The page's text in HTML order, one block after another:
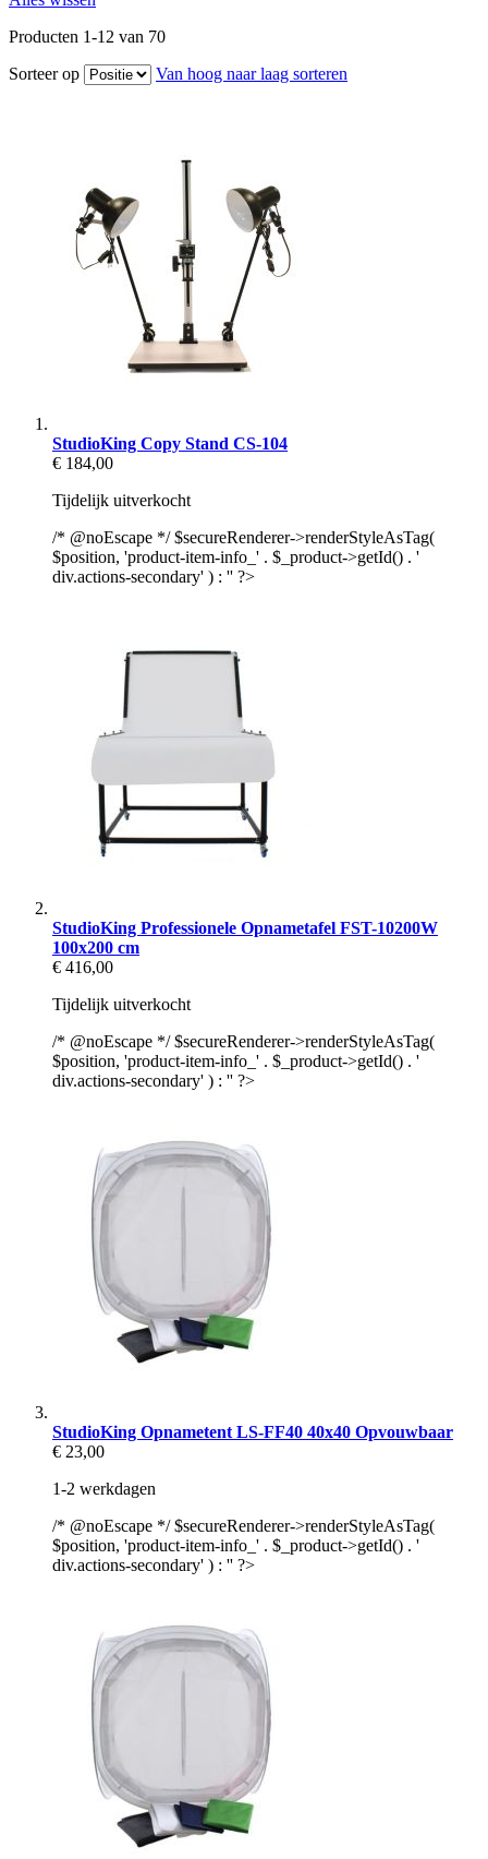
Producten 1-12 van 70
Sorteer op
Van hoog naar laag sorteren
StudioKing Copy Stand CS-104
€ 184,00
Tijdelijk uitverkocht
/* @noEscape */ $secureRenderer->renderStyleAsTag(
$position, 'product-item-info_' . $_product->getId() . '
div.actions-secondary' ) : '' ?>
StudioKing Professionele Opnametafel FST-10200W
100x200 cm
€ 416,00
Tijdelijk uitverkocht
/* @noEscape */ $secureRenderer->renderStyleAsTag(
$position, 'product-item-info_' . $_product->getId() . '
div.actions-secondary' ) : '' ?>
StudioKing Opnametent LS-FF40 40x40 Opvouwbaar
€ 23,00
1-2 werkdagen
/* @noEscape */ $secureRenderer->renderStyleAsTag(
$position, 'product-item-info_' . $_product->getId() . '
div.actions-secondary' ) : '' ?>